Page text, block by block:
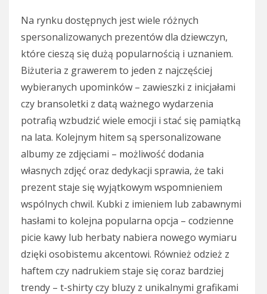
Na rynku dostępnych jest wiele różnych
spersonalizowanych prezentów dla dziewczyn,
które cieszą się dużą popularnością i uznaniem.
Biżuteria z grawerem to jeden z najczęściej
wybieranych upominków – zawieszki z inicjałami
czy bransoletki z datą ważnego wydarzenia
potrafią wzbudzić wiele emocji i stać się pamiątką
na lata. Kolejnym hitem są spersonalizowane
albumy ze zdjęciami – możliwość dodania
własnych zdjęć oraz dedykacji sprawia, że taki
prezent staje się wyjątkowym wspomnieniem
wspólnych chwil. Kubki z imieniem lub zabawnymi
hasłami to kolejna popularna opcja – codzienne
picie kawy lub herbaty nabiera nowego wymiaru
dzięki osobistemu akcentowi. Również odzież z
haftem czy nadrukiem staje się coraz bardziej
trendy – t-shirty czy bluzy z unikalnymi grafikami